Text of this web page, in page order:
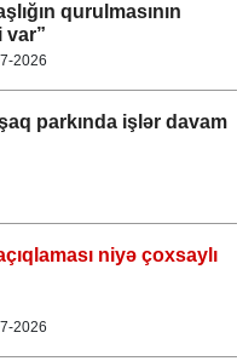
qurulmasının
var”
2026
parkında işlər davam
niyə çoxsaylı
2026